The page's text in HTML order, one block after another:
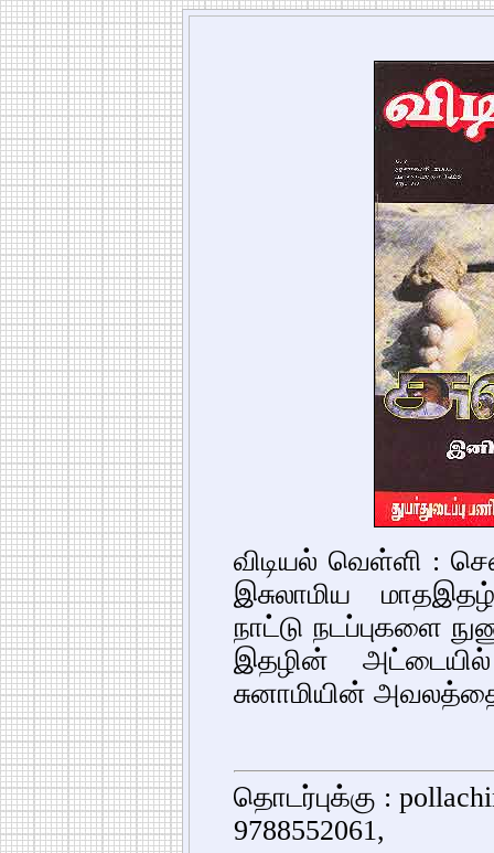
விடியல் வெள்ளி :
இசுலாமிய
நாட்டு நடப்புகளை
இதழின் அட்டையில்
சுனாமியின் அவலத்தை
தொடர்புக்கு :
9788552061,